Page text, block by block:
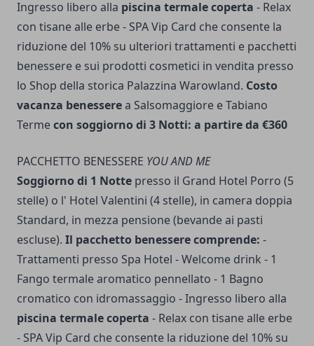
Ingresso libero alla piscina termale coperta - Relax
con tisane alle erbe - SPA Vip Card che consente la
riduzione del 10% su ulteriori trattamenti e pacchetti
benessere e sui prodotti cosmetici in vendita presso
lo Shop della storica Palazzina Warowland. Costo
vacanza benesserea Salsomaggiore e Tabiano
Termecon soggiorno di 3 Notti: a partire da €360
PACCHETTO BENESSERE YOU AND ME
Soggiorno di 1 Notte presso il Grand Hotel Porro (5
stelle) o l' Hotel Valentini (4 stelle), in camera doppia
Standard, in mezza pensione (bevande ai pasti
escluse). Il pacchetto benessere comprende: -
Trattamenti presso Spa Hotel - Welcome drink - 1
Fango termale aromatico pennellato - 1 Bagno
cromatico con idromassaggio - Ingresso libero alla
piscina termale coperta - Relax con tisane alle erbe
- SPA Vip Card che consente la riduzione del 10% su